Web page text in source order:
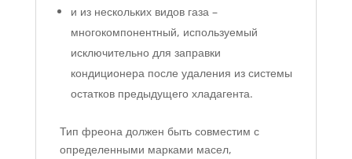
и из нескольких видов газа –
многокомпонентный, используемый
исключительно для заправки
кондиционера после удаления из системы
остатков предыдущего хладагента.
Тип фреона должен быть совместим с
определенными марками масел,